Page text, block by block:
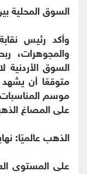
السوق المحلية
وأكد رئيس
والمجوهرات،
السوق الأردنية
متوقعًا أن يشهد
موسم المناسبات
على المصاغ
الذهب عالميًا: نهاية أسبوع
على المستوى